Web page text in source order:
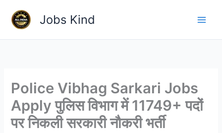
content
Jobs Kind
Police Vibhag Sarkari Jobs
Apply पुलिस विभाग में 11749+ पदों
पर निकली सरकारी नौकरी भर्ती